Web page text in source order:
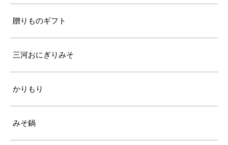
贈りものギフト
三河おにぎりみそ
かりもり
みそ鍋